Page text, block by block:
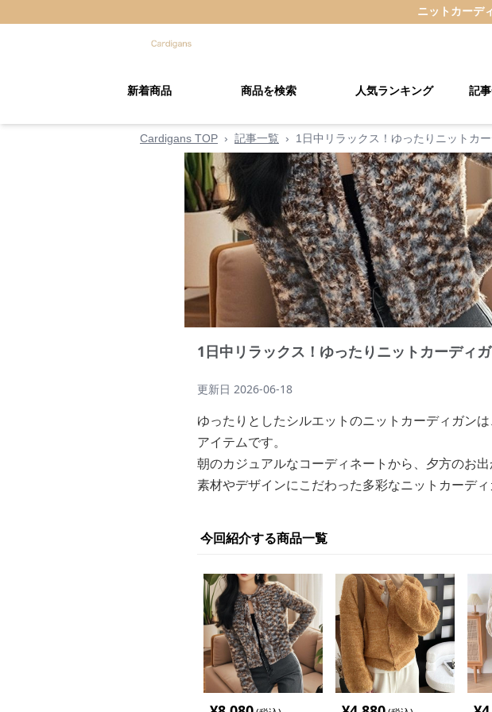
ニットカーデ
新着商品 商品を検索 人気ランキング 記
Cardigans TOP › 記事一覧 › 1日中リラックス！ゆったりニットカ
1日中リラックス！ゆったりニットカーディ
更新日 2026-06-18
ゆったりとしたシルエットのニットカーディガン
アイテムです。
朝のカジュアルなコーディネートから、夕方のお
素材やデザインにこだわった多彩なニットカーデ
今回紹介する商品一覧